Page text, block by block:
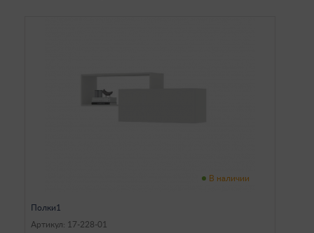
В наличии
Полки1
Артикул: 17-228-01